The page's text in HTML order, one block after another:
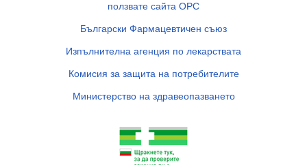
ползвате сайта ОРС
Български Фармацевтичен съюз
Изпълнителна агенция по лекарствата
Комисия за защита на потребителите
Министерство на здравеопазването